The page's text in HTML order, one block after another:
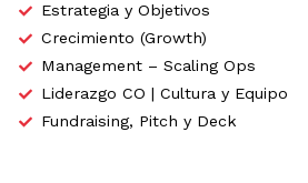
Estrategia y Objetivos
Crecimiento (Growth)
Management – Scaling Ops
Liderazgo CO | Cultura y Equipo
Fundraising, Pitch y Deck